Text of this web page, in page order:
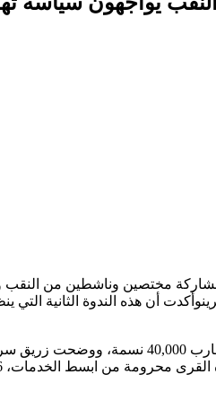
مختصين وناشطين من
أن هذه الندوة الثانية التي
وقالت سرور: "اخواننا في النقب يواجهون مرحلة عصيبة أمام السلطات التي تحاول تمرير